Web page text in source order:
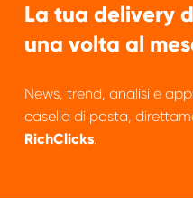
La tua delivery
una volta al
News, trend, analisi e
casella di posta,
RichClicks.